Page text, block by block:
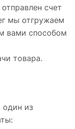
счет
мы отгружаем
вами способом
товара.
из